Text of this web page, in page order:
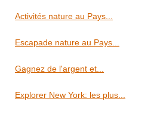
Activités nature au Pays...
Escapade nature au Pays...
Gagnez de l'argent et...
Explorer New York: les plus...